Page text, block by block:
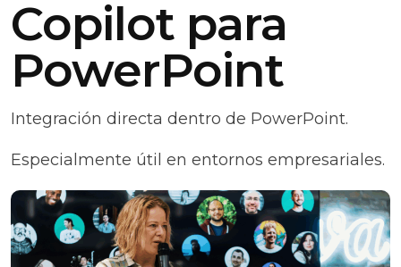
Copilot para
PowerPoint
Integración directa dentro de PowerPoint.
Especialmente útil en entornos empresariales.